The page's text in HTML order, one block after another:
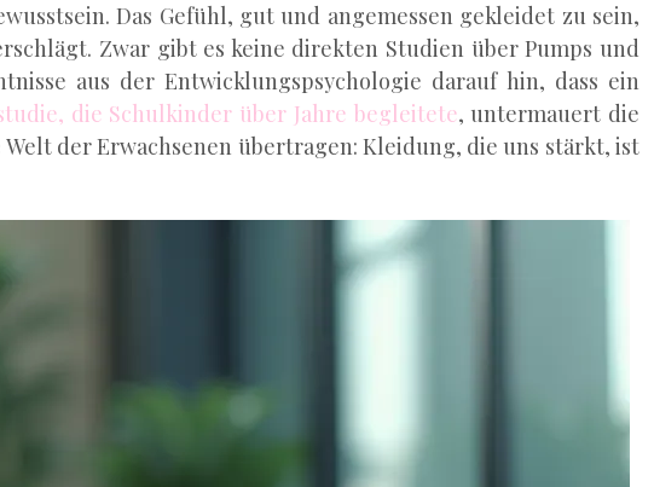
Das Gefühl, gut und angemessen gekleidet zu sein,
Zwar gibt es keine direkten Studien über Pumps und
aus der Entwicklungspsychologie darauf hin, dass ein
die Schulkinder über Jahre begleitete, untermauert die
der Erwachsenen übertragen: Kleidung, die uns stärkt, ist